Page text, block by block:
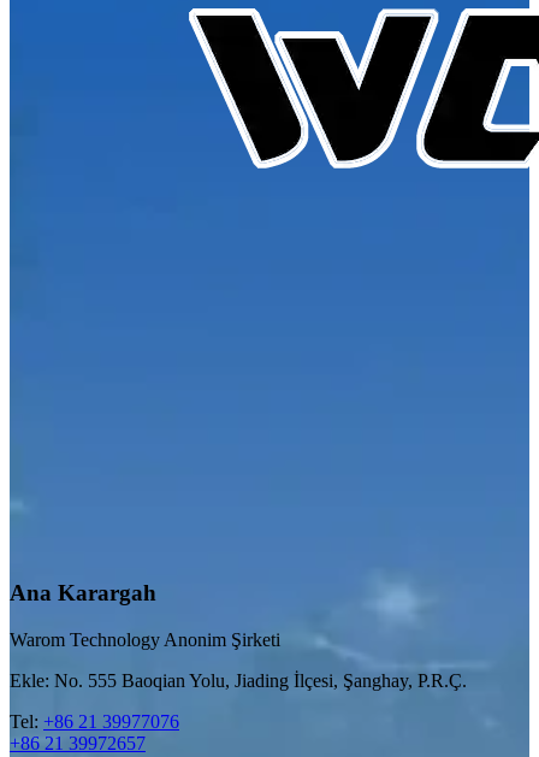
Ana Karargah
Warom Technology Anonim Şirketi
Ekle: No. 555 Baoqian Yolu, Jiading İlçesi, Şanghay, P.R.Ç.
Tel: +86 21 39977076
+86 21 39972657